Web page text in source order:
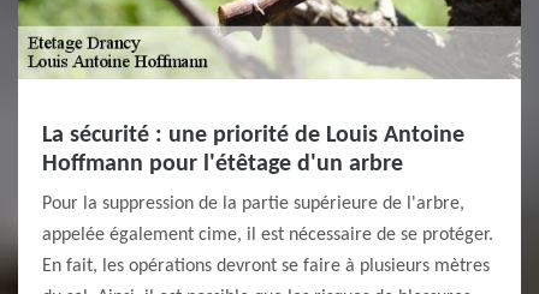
La sécurité : une priorité de Louis Antoine
Hoffmann pour l'étêtage d'un arbre
Pour la suppression de la partie supérieure de l'arbre,
appelée également cime, il est nécessaire de se protéger.
En fait, les opérations devront se faire à plusieurs mètres